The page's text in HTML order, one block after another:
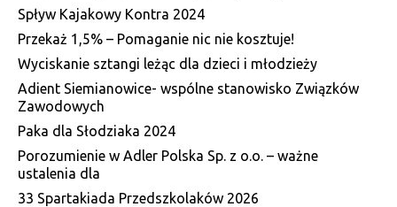
Spływ Kajakowy Kontra 2024
Przekaż 1,5% – Pomaganie nic nie kosztuje!
Wyciskanie sztangi leżąc dla dzieci i młodzieży
Adient Siemianowice- wspólne stanowisko Związków
Zawodowych
Paka dla Słodziaka 2024
Porozumienie w Adler Polska Sp. z o.o. – ważne
ustalenia dla
33 Spartakiada Przedszkolaków 2026